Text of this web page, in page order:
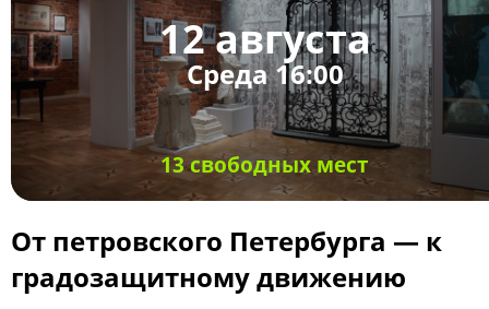
12 августа
Среда 16:00
13 свободных мест
От петровского Петербурга — к
градозащитному движению